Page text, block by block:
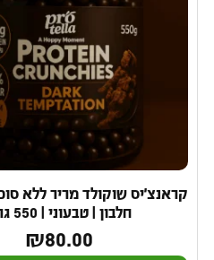
חלבון | טבעוני | 550 גרם
₪80.00